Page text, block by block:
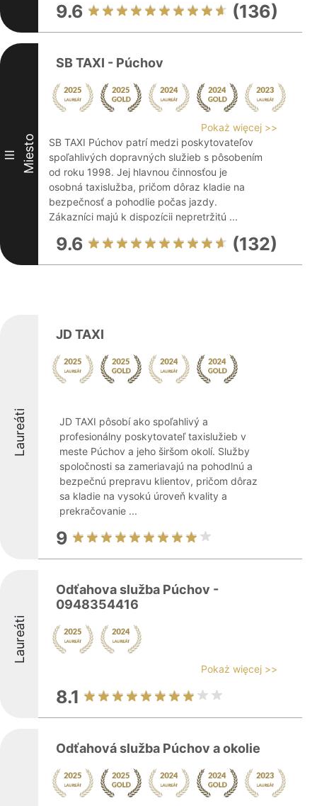
9.6 (136)
III Miesto
SB TAXI - Púchov
Pokaż więcej >>
SB TAXI Púchov patrí medzi poskytovateľov
spoľahlivých dopravných služieb s pôsobením
od roku 1998. Jej hlavnou činnosťou je
osobná taxislužba, pričom dôraz kladie na
bezpečnosť a pohodlie počas jazdy.
Zákazníci majú k dispozícii nepretržitú ...
9.6 (132)
Laureáti
JD TAXI
JD TAXI pôsobí ako spoľahlivý a
profesionálny poskytovateľ taxislužieb v
meste Púchov a jeho širšom okolí. Služby
spoločnosti sa zameriavajú na pohodlnú a
bezpečnú prepravu klientov, pričom dôraz
sa kladie na vysokú úroveň kvality a
prekračovanie ...
9
Laureáti
Odťahova služba Púchov -
0948354416
Pokaż więcej >>
8.1
Odťahová služba Púchov a okolie